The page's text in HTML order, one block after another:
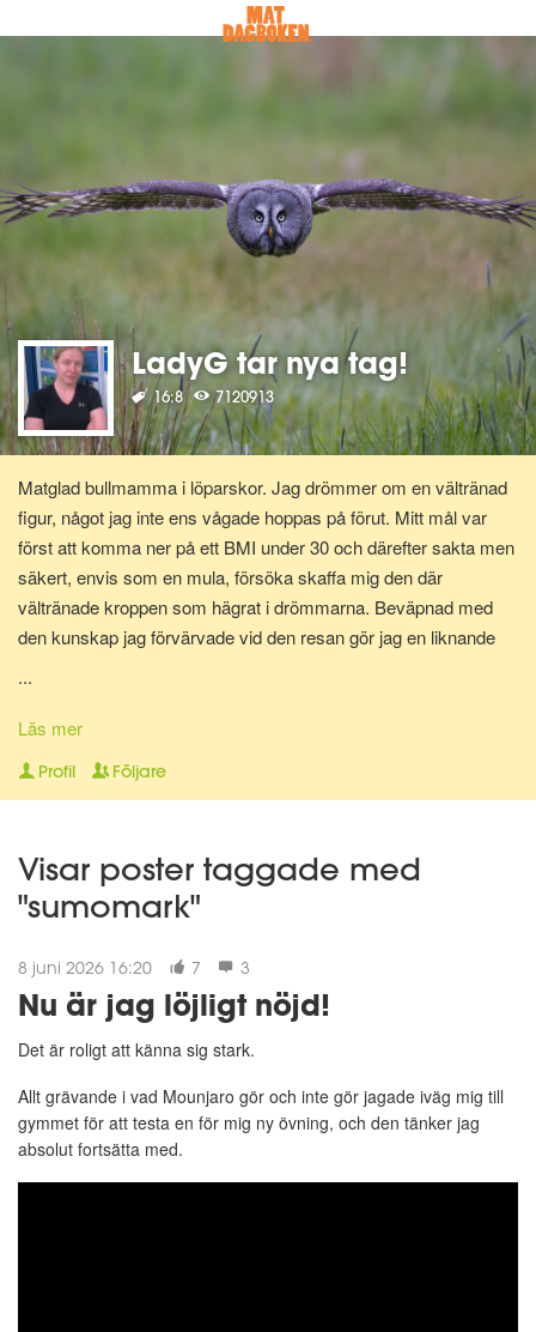
LadyG tar nya tag!
16:8 7120913
Matglad bullmamma i löparskor. Jag drömmer om en vältränad
figur, något jag inte ens vågade hoppas på förut. Mitt mål var
först att komma ner på ett BMI under 30 och därefter sakta men
säkert, envis som en mula, försöka skaffa mig den där
vältränade kroppen som hägrat i drömmarna. Beväpnad med
den kunskap jag förvärvade vid den resan gör jag en liknande
Nu för tiden är jag en av Matdagbokens mentorer, skicka ett
privat meddelande om du vill ha stöd och pepp privat eller om du
...
Läs mer
Profil Följare
Visar poster taggade med
"sumomark"
8 juni 2026 16:20 7 3
Nu är jag löjligt nöjd!
Det är roligt att känna sig stark.
Allt grävande i vad Mounjaro gör och inte gör jagade iväg mig till
gymmet för att testa en för mig ny övning, och den tänker jag
absolut fortsätta med.